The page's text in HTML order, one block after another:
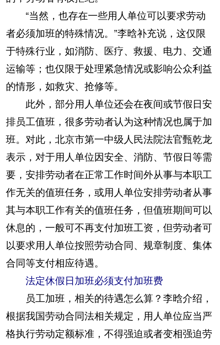
“当然，也存在一些用人单位可以要求劳动
者必须加班的特殊情况。”李晗补充说，这仅限
于特殊行业，如消防、医疗、救援、电力、交通
运输等；也仅限于处理紧急情况或影响公众利益
的情形，如救灾、抢修等。
此外，部分用人单位还会在夜间或节假日安
排员工值班，很多劳动者认为这种情况也属于加
班。对此，北京市第一中级人民法院法官甄乾龙
表示，对于用人单位因安全、消防、节假日等需
要，安排劳动者在正常工作时间外从事与本职工
作无关的值班任务，或用人单位安排劳动者从事
其与本职工作有关的值班任务，但值班期间可以
休息的，一般可不再支付加班工资，但劳动者可
以要求用人单位按照劳动合同、规章制度、集体
合同等支付相应待遇。
法定休假日加班必须支付加班费
员工加班，相关的待遇怎么算？李晗介绍，
根据我国劳动合同法相关规定，用人单位应当严
格执行劳动定额标准，不得强迫或者变相强迫劳